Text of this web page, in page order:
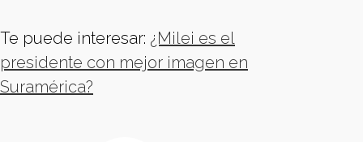
Te puede interesar: ¿Milei es el
presidente con mejor imagen en
Suramérica?